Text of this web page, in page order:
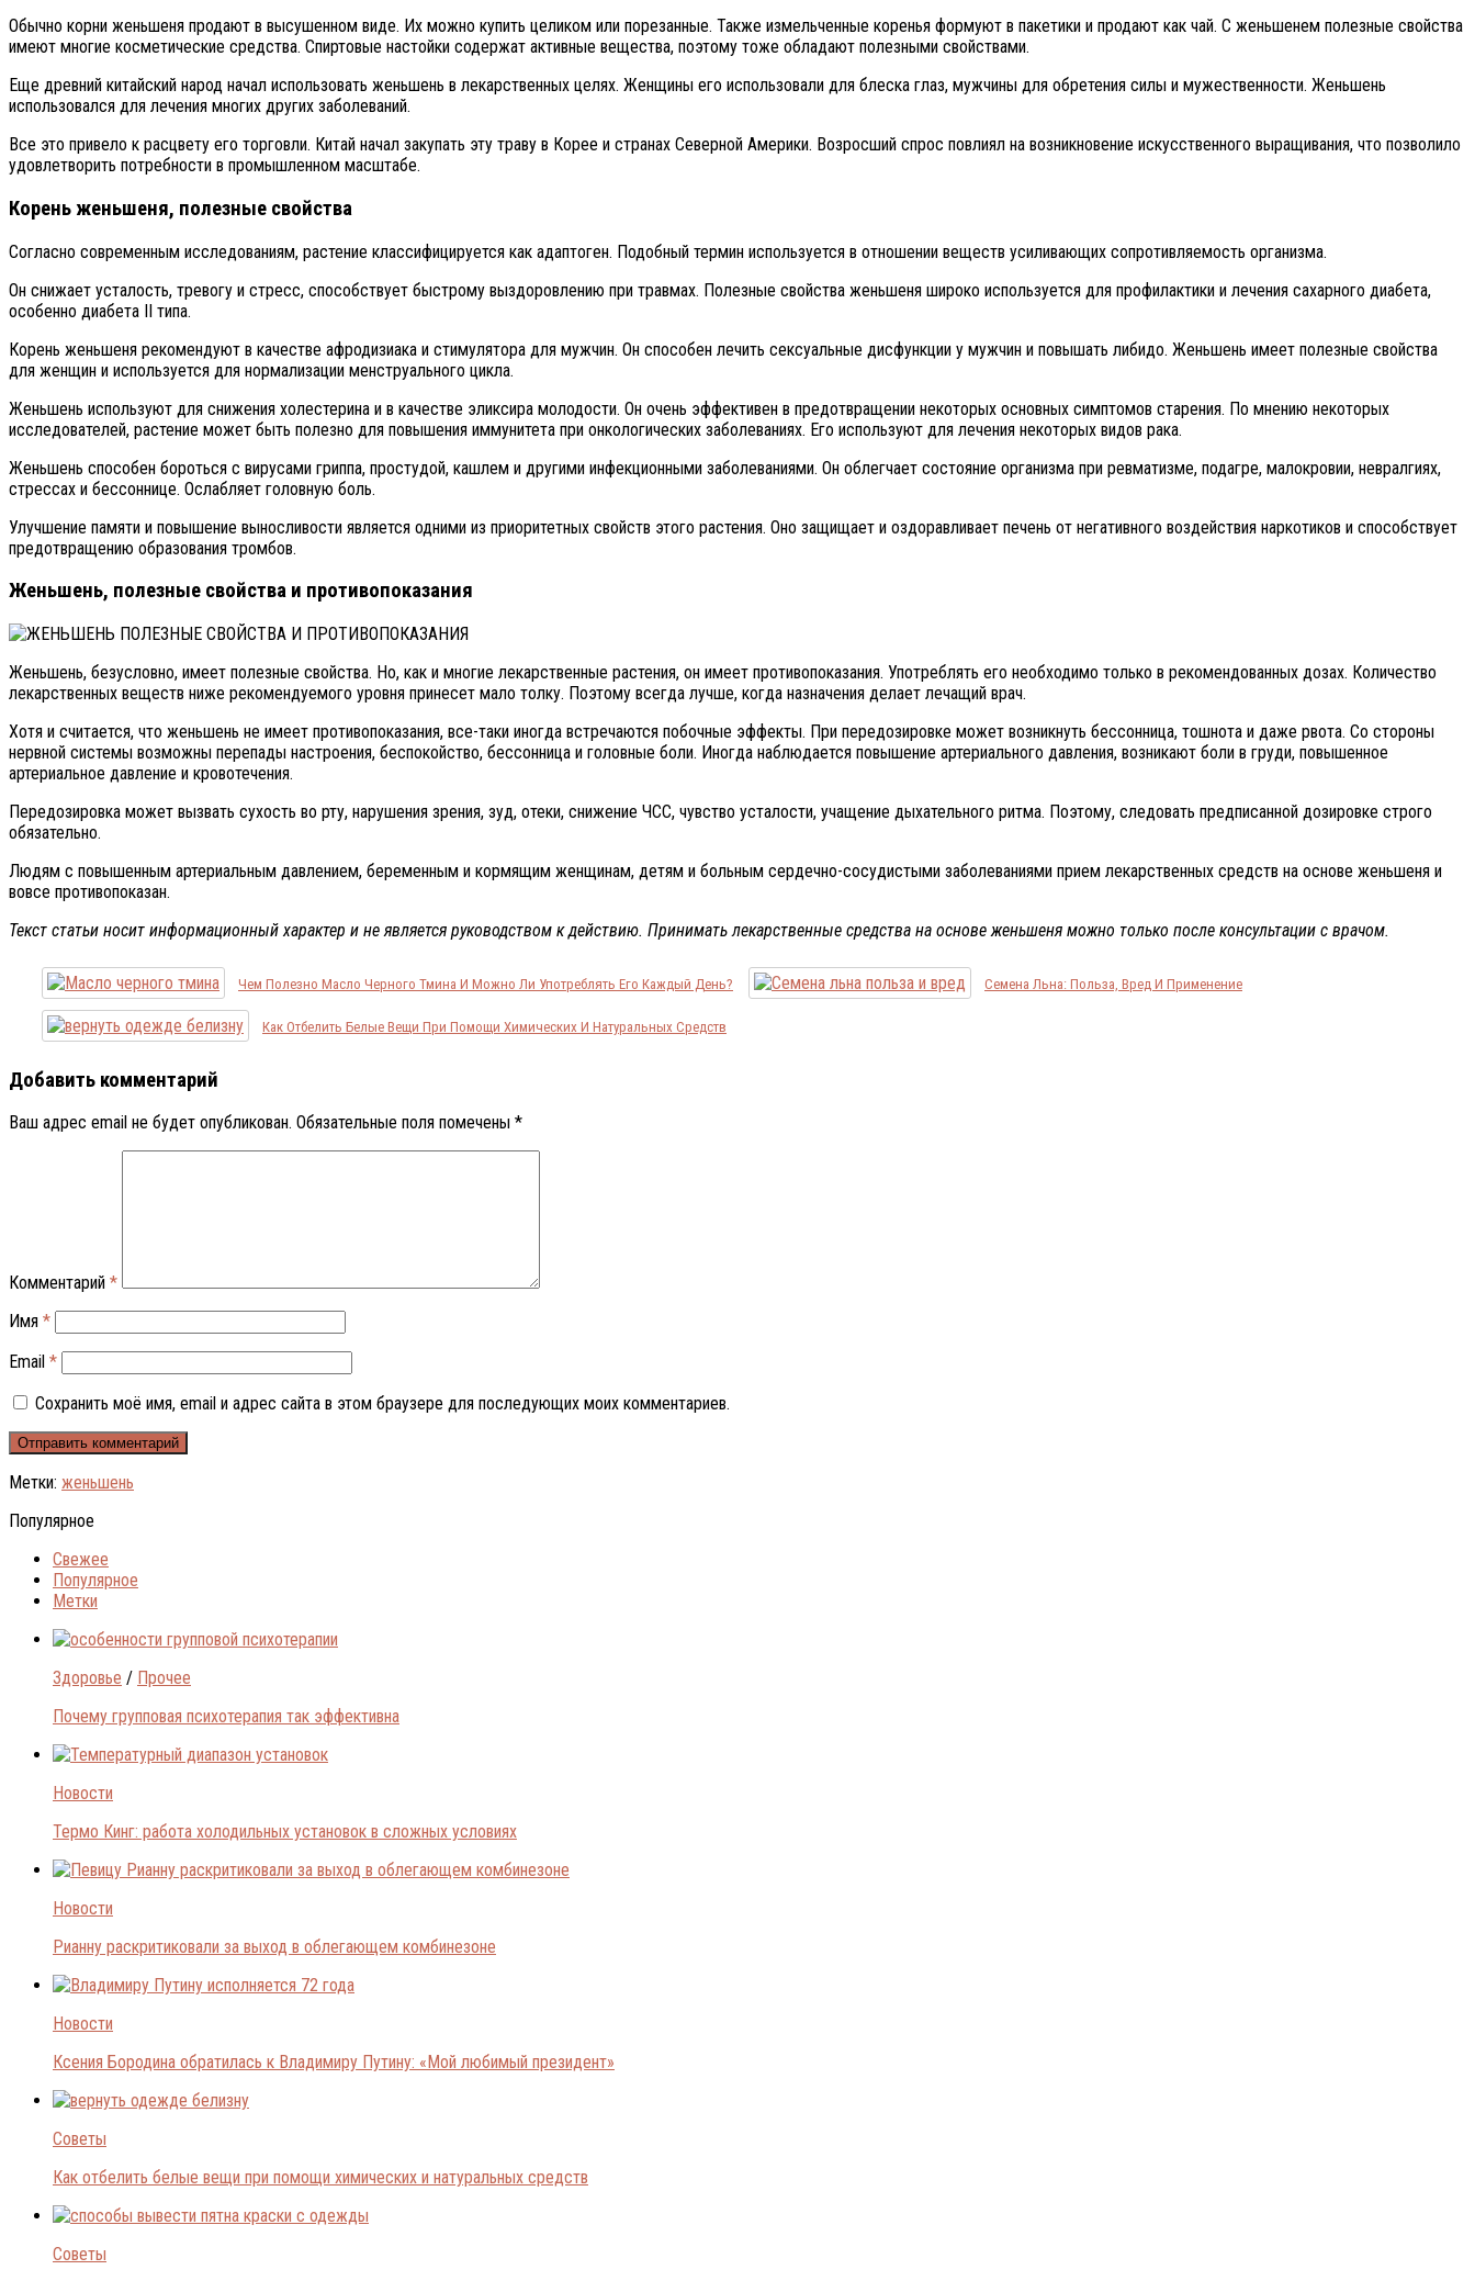
Обычно корни женьшеня продают в высушенном виде. Их можно купить целиком или порезанные. Также измельченные коренья формуют в пакетики и продают как чай. С женьшенем полезные свойства
имеют многие косметические средства. Спиртовые настойки содержат активные вещества, поэтому тоже обладают полезными свойствами.
Еще древний китайский народ начал использовать женьшень в лекарственных целях. Женщины его использовали для блеска глаз, мужчины для обретения силы и мужественности. Женьшень
использовался для лечения многих других заболеваний.
Все это привело к расцвету его торговли. Китай начал закупать эту траву в Корее и странах Северной Америки. Возросший спрос повлиял на возникновение искусственного выращивания, что позволило
удовлетворить потребности в промышленном масштабе.
Корень женьшеня, полезные свойства
Согласно современным исследованиям, растение классифицируется как адаптоген. Подобный термин используется в отношении веществ усиливающих сопротивляемость организма.
Он снижает усталость, тревогу и стресс, способствует быстрому выздоровлению при травмах. Полезные свойства женьшеня широко используется для профилактики и лечения сахарного диабета,
особенно диабета II типа.
Корень женьшеня рекомендуют в качестве афродизиака и стимулятора для мужчин. Он способен лечить сексуальные дисфункции у мужчин и повышать либидо. Женьшень имеет полезные свойства
для женщин и используется для нормализации менструального цикла.
Женьшень используют для снижения холестерина и в качестве эликсира молодости. Он очень эффективен в предотвращении некоторых основных симптомов старения. По мнению некоторых
исследователей, растение может быть полезно для повышения иммунитета при онкологических заболеваниях. Его используют для лечения некоторых видов рака.
Женьшень способен бороться с вирусами гриппа, простудой, кашлем и другими инфекционными заболеваниями. Он облегчает состояние организма при ревматизме, подагре, малокровии, невралгиях,
стрессах и бессоннице. Ослабляет головную боль.
Улучшение памяти и повышение выносливости является одними из приоритетных свойств этого растения. Оно защищает и оздоравливает печень от негативного воздействия наркотиков и способствует
предотвращению образования тромбов.
Женьшень, полезные свойства и противопоказания
Женьшень, безусловно, имеет полезные свойства. Но, как и многие лекарственные растения, он имеет противопоказания. Употреблять его необходимо только в рекомендованных дозах. Количество
лекарственных веществ ниже рекомендуемого уровня принесет мало толку. Поэтому всегда лучше, когда назначения делает лечащий врач.
Хотя и считается, что женьшень не имеет противопоказания, все-таки иногда встречаются побочные эффекты. При передозировке может возникнуть бессонница, тошнота и даже рвота. Со стороны
нервной системы возможны перепады настроения, беспокойство, бессонница и головные боли. Иногда наблюдается повышение артериального давления, возникают боли в груди, повышенное
артериальное давление и кровотечения.
Передозировка может вызвать сухость во рту, нарушения зрения, зуд, отеки, снижение ЧСС, чувство усталости, учащение дыхательного ритма. Поэтому, следовать предписанной дозировке строго
обязательно.
Людям с повышенным артериальным давлением, беременным и кормящим женщинам, детям и больным сердечно-сосудистыми заболеваниями прием лекарственных средств на основе женьшеня и
вовсе противопоказан.
Текст статьи носит информационный характер и не является руководством к действию. Принимать лекарственные средства на основе женьшеня можно только после консультации с врачом.
Чем Полезно Масло Черного Тмина И Можно Ли Употреблять Его Каждый День? Семена Льна: Польза, Вред И Применение
Как Отбелить Белые Вещи При Помощи Химических И Натуральных Средств
Добавить комментарий
Ваш адрес email не будет опубликован. Обязательные поля помечены *
Комментарий *
Имя *
Email *
Сохранить моё имя, email и адрес сайта в этом браузере для последующих моих комментариев.
Метки: женьшень
Популярное
Свежее
Популярное
Метки
Здоровье / Прочее
Почему групповая психотерапия так эффективна
Новости
Термо Кинг: работа холодильных установок в сложных условиях
Новости
Рианну раскритиковали за выход в облегающем комбинезоне
Новости
Ксения Бородина обратилась к Владимиру Путину: «Мой любимый президент»
Советы
Как отбелить белые вещи при помощи химических и натуральных средств
Советы